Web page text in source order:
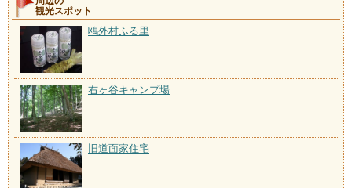
観光スポット
鴎外村ふる里
右ヶ谷キャンプ場
旧道面家住宅